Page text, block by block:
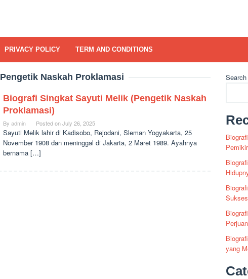
PRIVACY POLICY TERM AND CONDITIONS
Pengetik Naskah Proklamasi
Biografi Singkat Sayuti Melik (Pengetik Naskah
Proklamasi)
By admin Posted onJuly 26, 2025
Sayuti Melik lahir di Kadisobo, Rejodani, Sleman Yogyakarta, 25
November 1908 dan meninggal di Jakarta, 2 Maret 1989. Ayahnya
bernama […]
Search
yang